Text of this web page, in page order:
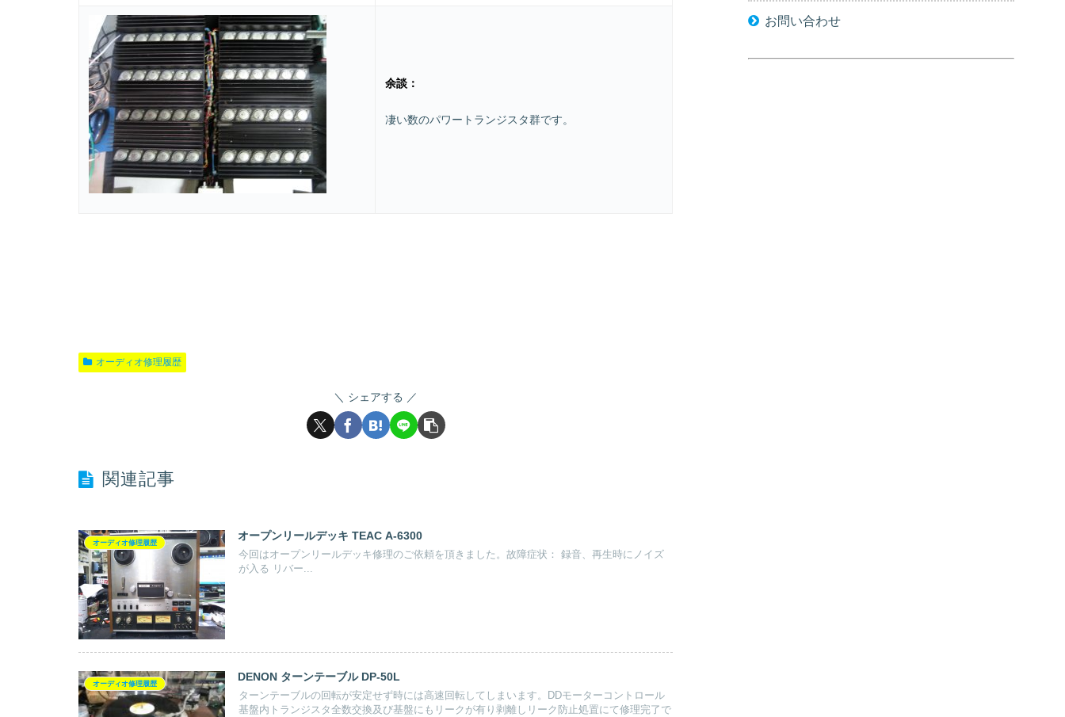
余談：
凄い数のパワートランジスタ群です。
オーディオ修理履歴
シェアする
関連記事
オーディオ修理履歴
オープンリールデッキ TEAC A-6300
​今回はオープンリールデッキ修理のご依頼を頂きました。故障症状： 録音、再生時にノイズ
が入る リバー...
オーディオ修理履歴
DENON ターンテーブル DP-50L
ターンテーブルの回転が安定せず時には高速回転してしまいます。DDモーターコントロール
基盤内トランジスタ全数交換及び基盤にもリークが有り剥離しリーク防止処置にて修理完了で
お問い合わせ